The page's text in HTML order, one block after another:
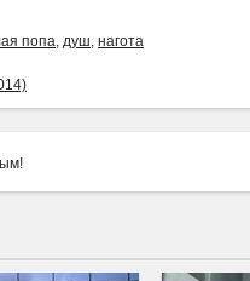
попа, душ, нагота